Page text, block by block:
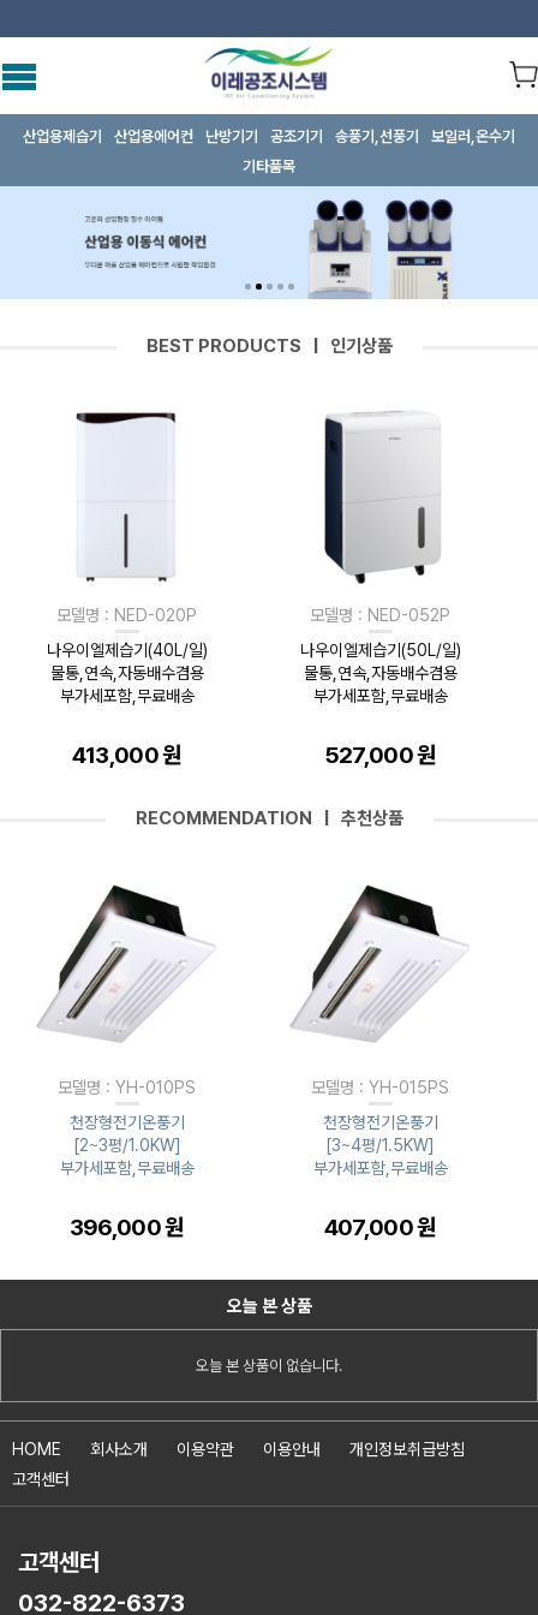
산업용제습기 산업용에어컨 난방기기 공조기기 송풍기,선풍기
보일러,온수기
기타품목
BEST PRODUCTS | 인기상품
모델명 : NED-020P
나우이엘제습기(40L/일)
물통,연속,자동배수겸용
부가세포함,무료배송
413,000 원
모델명 : NED-052P
나우이엘제습기(50L/일)
물통,연속,자동배수겸용
부가세포함,무료배송
527,000 원
RECOMMENDATION | 추천상품
모델명 : YH-010PS
천장형전기온풍기
[2~3평/1.0KW]
부가세포함,무료배송
396,000 원
모델명 : YH-015PS
천장형전기온풍기
[3~4평/1.5KW]
부가세포함,무료배송
407,000 원
오늘 본 상품
오늘 본 상품이 없습니다.
HOME 회사소개 이용약관 이용안내
개인정보취급방침
고객센터
고객센터
032-822-6373